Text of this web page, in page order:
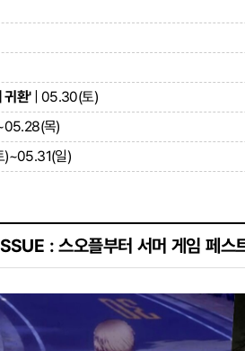
귀환'| 05.30(토)
목)
일)
: 스오플부터 서머 게임 페스